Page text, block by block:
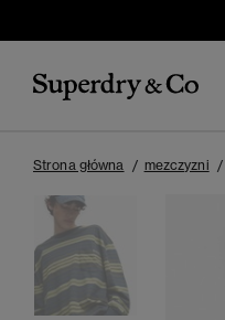
Strona główna mezczyzni